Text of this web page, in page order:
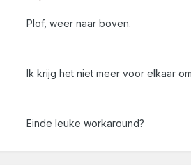
Plof, weer naar boven.
Ik krijg het niet meer voor elkaar
Einde leuke workaround?